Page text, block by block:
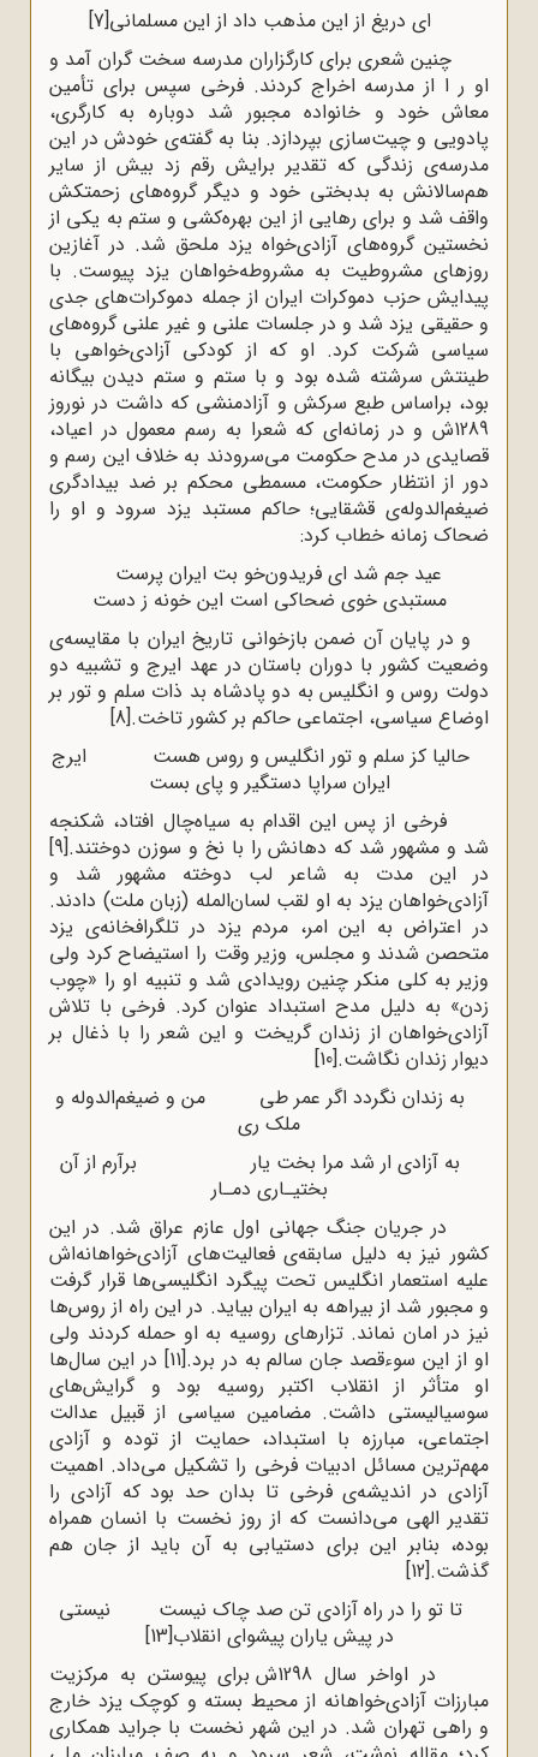
ای دریغ از این مذهب داد از این مسلمانی[7]
چنین شعری برای کارگزاران مدرسه سخت گران آمد و
او ر ا از مدرسه اخراج کردند. فرخی سپس برای تأمین
معاش خود و خانواده مجبور شد دوباره به کارگری،
پادویی و چیت‌سازی بپردازد. بنا به گفته‌ی خودش در این
مدرسه‌ی زندگی که تقدیر برایش رقم زد بیش از سایر
هم‌سالانش به بدبختی خود و دیگر گروه‌های زحمتکش
واقف شد و برای رهایی از این بهره‌کشی و ستم به یکی از
نخستین گروه‌های آزادی‌خواه یزد ملحق شد. در آغازین
روزهای مشروطیت به مشروطه‌خواهان یزد پیوست. با
پیدایش حزب دموکرات ایران از جمله دموکرات‌های جدی
و حقیقی یزد شد و در جلسات علنی و غیر علنی گروه‌های
سیاسی شرکت کرد. او که از کودکی آزادی‌خواهی با
طینتش سرشته شده بود و با ستم و ستم دیدن بیگانه
بود، براساس طبع سرکش و آزادمنشی که داشت در نوروز
1289ش و در زمانه‌ای که شعرا به رسم معمول در اعیاد،
قصایدی در مدح حکومت می‌سرودند به خلاف این رسم و
دور از انتظار حکومت، مسمطی محکم بر ضد بیدادگری
ضیغم‌الدوله‌ی قشقایی؛ حاکم مستبد یزد سرود و او را
ضحاک زمانه خطاب کرد:
عید جم شد ای فریدون‌خو بت ایران ‌پرست
مستبدی خوی ضحاکی است این خونه ز دست
و در پایان آن ضمن بازخوانی تاریخ ایران با مقایسه‌ی
وضعیت کشور با دوران باستان در عهد ایرج و تشبیه دو
دولت روس و انگلیس به دو پادشاه بد ذات سلم و تور بر
اوضاع سیاسی، اجتماعی حاکم بر کشور تاخت.[8]
حالیا کز سلم و تور انگلیس و روس هست ایرج
ایران سراپا دستگیر و پای بست
فرخی از پس این اقدام به سیاه‌چال افتاد، شکنجه
شد و مشهور شد که دهانش را با نخ و سوزن دوختند.[9]
در این مدت به شاعر لب دوخته مشهور شد و
آزادی‌خواهان یزد به او لقب لسان‌المله (زبان ملت) دادند.
در اعتراض به این امر، مردم یزد در تلگرافخانه‌ی یزد
متحصن شدند و مجلس، وزیر وقت را استیضاح کرد ولی
وزیر به کلی منکر چنین رویدادی شد و تنبیه او را «چوب
زدن» به دلیل مدح استبداد عنوان کرد. فرخی با تلاش
آزادی‌خواهان از زندان گریخت و این شعر را با ذغال بر
دیوار زندان نگاشت.[10]
به زندان نگردد اگر عمر طی من و ضیغم‌الدوله و
ملک ری
به آزادی ار شد مرا بخت یار برآرم از آن
بختیـاری دمـار
در جریان جنگ جهانی اول عازم عراق شد. در این
کشور نیز به دلیل سابقه‌ی فعالیت‌های آزادی‌خواهانه‌اش
علیه استعمار انگلیس تحت پیگرد انگلیسی‌ها قرار گرفت
و مجبور شد از بیراهه به ایران بیاید. در این راه از روس‌ها
نیز در امان نماند. تزارهای روسیه به او حمله کردند ولی
او از این سوءقصد جان سالم به در برد.[11]
در این سال‌ها
او متأثر از انقلاب اکتبر روسیه بود و گرایش‌های
سوسیالیستی داشت. مضامین سیاسی از قبیل عدالت
اجتماعی، مبارزه با استبداد، حمایت از توده و آزادی
مهم‌ترین مسائل ادبیات فرخی را تشکیل می‌داد. اهمیت
آزادی در اندیشه‌ی فرخی تا بدان حد بود که آزادی را
تقدیر الهی می‌دانست که از روز نخست با انسان همراه
بوده، بنابر این برای دستیابی به آن باید از جان هم
گذشت.[12]
تا تو را در راه آزادی تن صد چاک نیست نیستی
در پیش یاران پیشوای انقلاب[13]
در اواخر سال 1298ش برای پیوستن به مرکزیت
مبارزات آزادی‌خواهانه از محیط بسته و کوچک یزد خارج
و راهی تهران شد. در این شهر نخست با جراید همکاری